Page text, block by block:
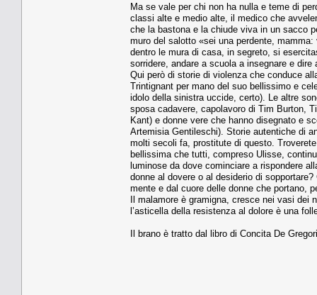
Ma se vale per chi non ha nulla e teme di
classi alte e medio alte, il medico che
che la bastona e la chiude viva in un sacco
muro del salotto «sei una perdente,
dentro le mura di casa, in segreto, si
sorridere, andare a scuola a insegnare e
Qui però di storie di violenza che conduce
Trintignant per mano del suo bellissimo e
idolo della sinistra uccide, certo). Le altre
sposa cadavere, capolavoro di Tim Burton,
Kant) e donne vere che hanno disegnato e
Artemisia Gentileschi). Storie autentiche di
molti secoli fa, prostitute di questo.
bellissima che tutti, compreso Ulisse,
luminose da dove cominciare a rispondere
donne al dovere o al desiderio di
mente e dal cuore delle donne che portano,
Il malamore è gramigna, cresce nei vasi dei
l’asticella della resistenza al dolore è una
Il brano è tratto dal libro di Concita De